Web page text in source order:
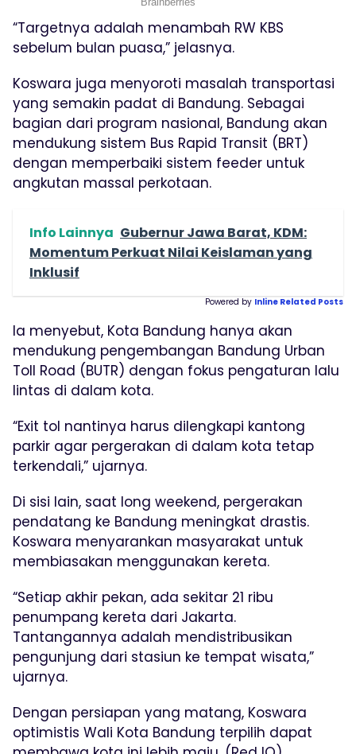
“Targetnya adalah menambah RW KBS
sebelum bulan puasa,” jelasnya.
Koswara juga menyoroti masalah transportasi
yang semakin padat di Bandung. Sebagai
bagian dari program nasional, Bandung akan
mendukung sistem Bus Rapid Transit (BRT)
dengan memperbaiki sistem feeder untuk
angkutan massal perkotaan.
Info Lainnya Gubernur Jawa Barat, KDM:
Momentum Perkuat Nilai Keislaman yang
Inklusif
Powered by Inline Related Posts
Ia menyebut, Kota Bandung hanya akan
mendukung pengembangan Bandung Urban
Toll Road (BUTR) dengan fokus pengaturan lalu
lintas di dalam kota.
“Exit tol nantinya harus dilengkapi kantong
parkir agar pergerakan di dalam kota tetap
terkendali,” ujarnya.
Di sisi lain, saat long weekend, pergerakan
pendatang ke Bandung meningkat drastis.
Koswara menyarankan masyarakat untuk
membiasakan menggunakan kereta.
“Setiap akhir pekan, ada sekitar 21 ribu
penumpang kereta dari Jakarta.
Tantangannya adalah mendistribusikan
pengunjung dari stasiun ke tempat wisata,”
ujarnya.
Dengan persiapan yang matang, Koswara
optimistis Wali Kota Bandung terpilih dapat